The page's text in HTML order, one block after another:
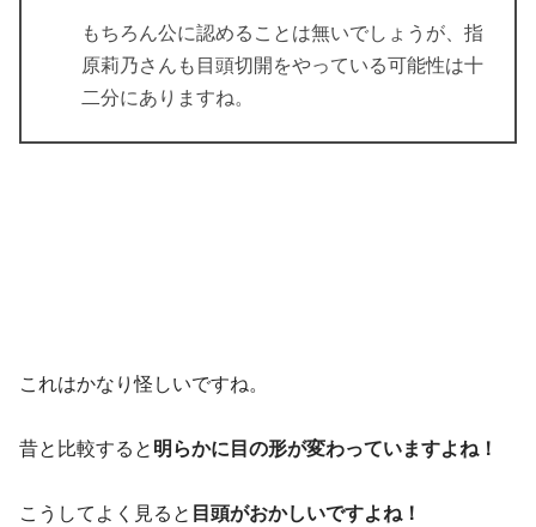
もちろん公に認めることは無いでしょうが、指
原莉乃さんも目頭切開をやっている可能性は十
二分にありますね。
これはかなり怪しいですね。
昔と比較すると 明らかに目の形が変わっていますよね！
こうしてよく見ると 目頭がおかしいですよね！